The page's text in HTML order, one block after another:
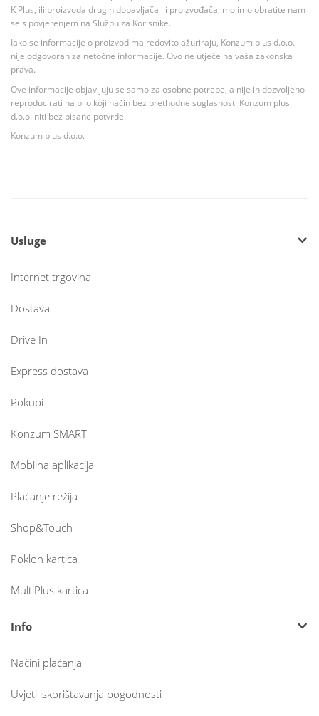
K Plus, ili proizvoda drugih dobavljača ili proizvođača, molimo obratite nam
se s povjerenjem na Službu za Korisnike.
Iako se informacije o proizvodima redovito ažuriraju, Konzum plus d.o.o.
nije odgovoran za netočne informacije. Ovo ne utječe na vaša zakonska
prava.
Ove informacije objavljuju se samo za osobne potrebe, a nije ih dozvoljeno
reproducirati na bilo koji način bez prethodne suglasnosti Konzum plus
d.o.o. niti bez pisane potvrde.
Konzum plus d.o.o.
Usluge
Internet trgovina
Dostava
Drive In
Express dostava
Pokupi
Konzum SMART
Mobilna aplikacija
Plaćanje režija
Shop&Touch
Poklon kartica
MultiPlus kartica
Info
Načini plaćanja
Uvjeti iskorištavanja pogodnosti